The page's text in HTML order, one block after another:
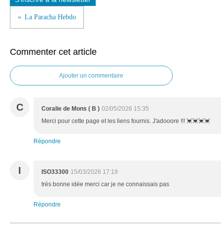
La Paracha Hebdo
Commenter cet article
Ajouter un commentaire
C Coralie de Mons ( B ) 02/05/2026 15:35
Merci pour cette page et les liens fournis. J'adooore !!! 💓💓💓💓
Répondre
I ISO33300 15/03/2026 17:19
très bonne idée merci car je ne connaissais pas
Répondre